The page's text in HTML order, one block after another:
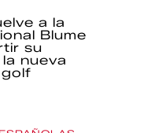
a la
Blume
su
nueva